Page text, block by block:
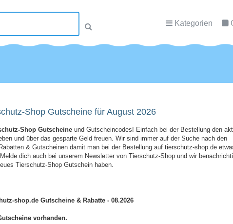
Kategorien
Shop Gutscheine für August 2026
Shop Gutscheineund Gutscheincodes! Einfach bei der Bestellung den
und über das gesparte Geld freuen. Wir sind immer auf der Suche nach den
& Gutscheinen damit man bei der Bestellung auf tierschutz-shop.de
dich auch bei unserem Newsletter von Tierschutz-Shop und wir
Tierschutz-Shop Gutschein haben.
shop.de Gutscheine & Rabatte - 08.2026
vorhanden.